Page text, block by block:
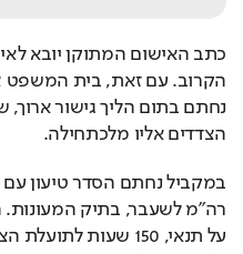
הצדדים אליו מלכתחילה.